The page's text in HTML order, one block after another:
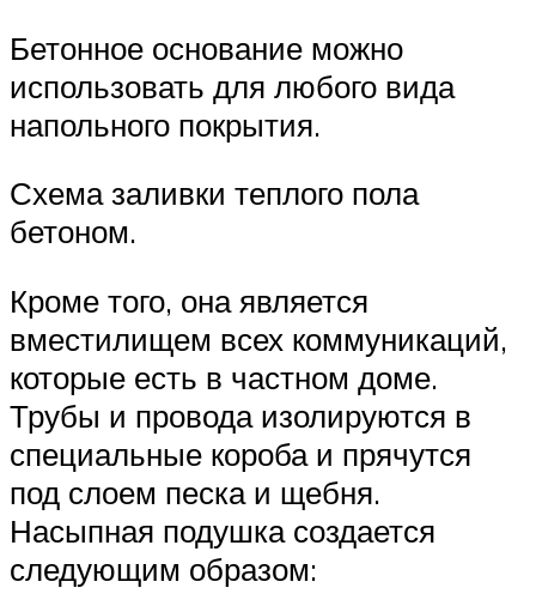
Бетонное основание можно
использовать для любого вида
напольного покрытия.
Схема заливки теплого пола
бетоном.
Кроме того, она является
вместилищем всех коммуникаций,
которые есть в частном доме.
Трубы и провода изолируются в
специальные короба и прячутся
под слоем песка и щебня.
Насыпная подушка создается
следующим образом: